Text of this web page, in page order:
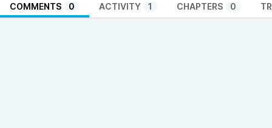
COMMENTS 0 ACTIVITY 1 CHAPTERS 0